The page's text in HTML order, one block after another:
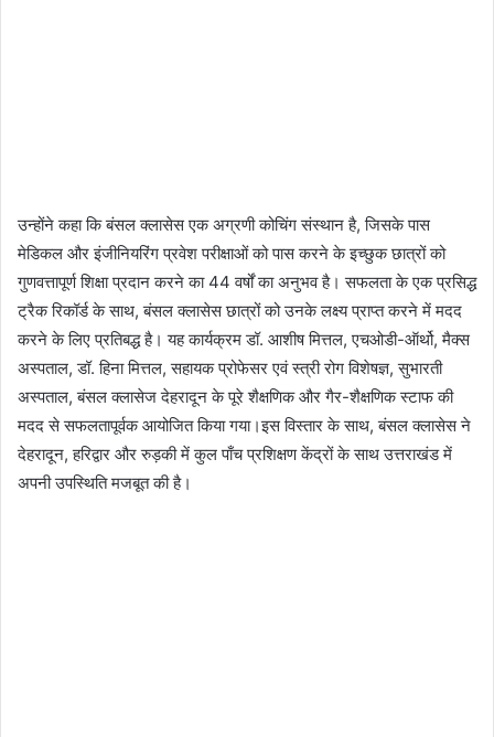
उन्होंने कहा कि बंसल क्लासेस एक अग्रणी कोचिंग संस्थान है, जिसके पास
मेडिकल और इंजीनियरिंग प्रवेश परीक्षाओं को पास करने के इच्छुक छात्रों को
गुणवत्तापूर्ण शिक्षा प्रदान करने का 44 वर्षों का अनुभव है। सफलता के एक प्रसिद्ध
ट्रैक रिकॉर्ड के साथ, बंसल क्लासेस छात्रों को उनके लक्ष्य प्राप्त करने में म‏दद
करने के लिए प्रतिबद्ध है। यह कार्यक्रम डॉ. आशीष मित्तल, एचओडी-ऑर्थो, मैक्स
अस्पताल, डॉ. हिना मित्तल, सहायक प्रोफेसर एवं स्त्री रोग विशेषज्ञ, सुभारती
अस्पताल, बंसल क्लासेज देहरादून के पूरे शैक्षणिक और गैर-शैक्षणिक स्टाफ की
मदद से सफलतापूर्वक आयोजित किया गया।इस विस्तार के साथ, बंसल क्लासेस ने
देहरादून, हरिद्वार और रुड़की में कुल पाँच प्रशिक्षण केंद्रों के साथ उत्तराखंड में
अपनी उपस्थिति मजबूत की है।